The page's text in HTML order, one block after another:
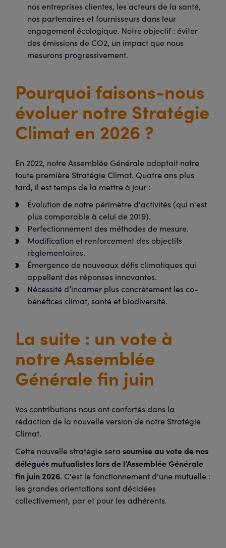
nos entreprises clientes, les acteurs de la santé,
nos partenaires et fournisseurs dans leur
engagement écologique. Notre objectif : éviter
des émissions de CO2, un impact que nous
mesurons progressivement.
Pourquoi faisons-nous
évoluer notre Stratégie
Climat en 2026 ?
En 2022, notre Assemblée Générale adoptait notre
toute première Stratégie Climat. Quatre ans plus
tard, il est temps de la mettre à jour :
Évolution de notre périmètre d'activités (qui n'est
plus comparable à celui de 2019).
Perfectionnement des méthodes de mesure.
Modification et renforcement des objectifs
règlementaires.
Émergence de nouveaux défis climatiques qui
appellent des réponses innovantes.
Nécessité d’incarner plus concrètement les co-
bénéfices climat, santé et biodiversité.
La suite : un vote à
notre Assemblée
Générale fin juin
Vos contributions nous ont confortés dans la
rédaction de la nouvelle version de notre Stratégie
Climat.
Cette nouvelle stratégie sera soumise au vote de nos
délégués mutualistes lors de l’Assemblée Générale
fin juin 2026. C'est le fonctionnement d'une mutuelle :
les grandes orientations sont décidées
collectivement, par et pour les adhérents.